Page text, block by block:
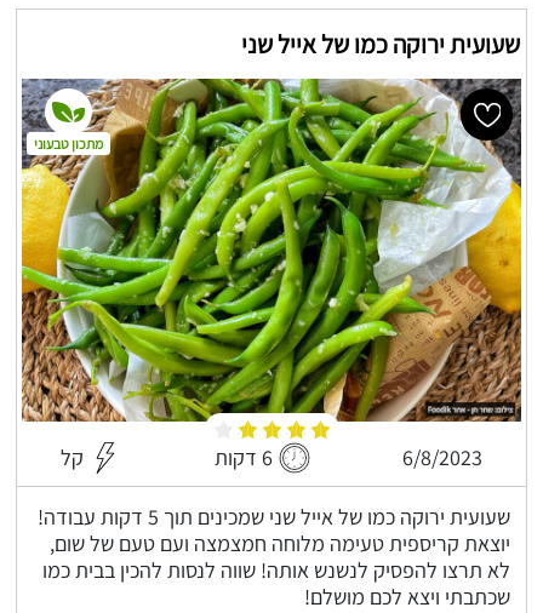
שעועית ירוקה כמו של אייל שני
6/8/2023 6 דקות קל
שעועית ירוקה כמו של אייל שני שמכינים תוך 5 דקות עבודה!
יוצאת קריספית טעימה מלוחה חמצמצה ועם טעם של שום,
לא תרצו להפסיק לנשנש אותה! שווה לנסות להכין בבית כמו
שכתבתי ויצא לכם מושלם!
מתכון טבעוני